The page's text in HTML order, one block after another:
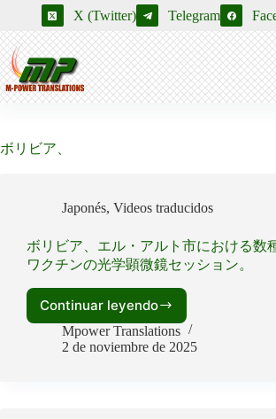
contenido
X (Twitter) Telegram
ボリビア、
Japonés, Videos traducidos
ボリビア、エル・アルト市における数
ワクチンの光学顕微鏡セッション。
Continuar leyendo
ボ
リ
ビ
Mpower Translations
2 de noviembre de 2025